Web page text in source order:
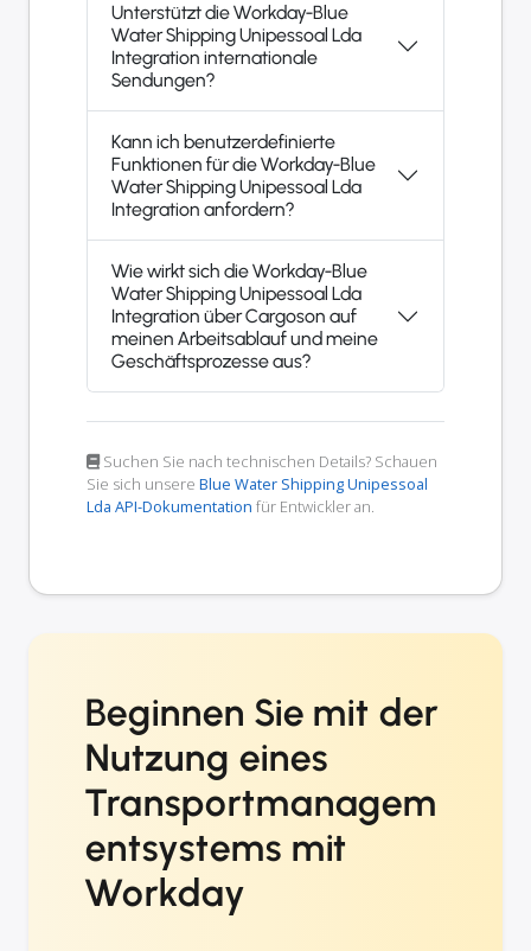
Unterstützt die Workday-Blue
Water Shipping Unipessoal Lda
Integration internationale
Sendungen?
Kann ich benutzerdefinierte
Funktionen für die Workday-Blue
Water Shipping Unipessoal Lda
Integration anfordern?
Wie wirkt sich die Workday-Blue
Water Shipping Unipessoal Lda
Integration über Cargoson auf
meinen Arbeitsablauf und meine
Geschäftsprozesse aus?
Suchen Sie nach technischen Details? Schauen
Sie sich unsere Blue Water Shipping Unipessoal
Lda API-Dokumentation für Entwickler an.
Beginnen Sie mit der
Nutzung eines
Transportmanagem
entsystems mit
Workday